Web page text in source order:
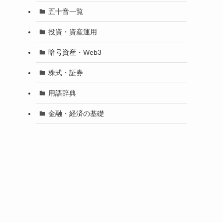
五十音一覧
投資・資産運用
暗号資産・Web3
株式・証券
用語辞典
金融・経済の基礎